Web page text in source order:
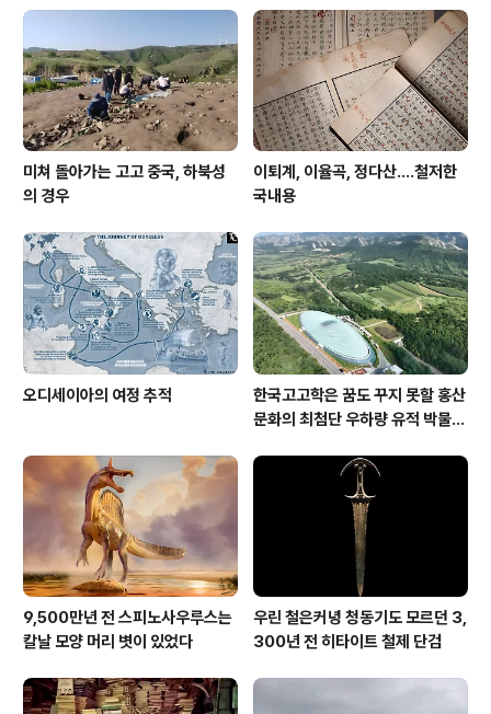
할 생각 말고 닥치고 쓰라. 그 따위 징징거릴 시간에 글 한
편이라도 더 쓰라. #글쓰기 *** related article *** 글
쓰기는 1년을 중단하면 영영 끝이다 글쓰기는..
미쳐 돌아가는 고고 중국, 하북성
의 경우
이퇴계, 이율곡, 정다산....철저한
국내용
오디세이아의 여정 추적
한국고고학은 꿈도 꾸지 못할 홍산
문화의 최첨단 우하량 유적 박물관
9,500만년 전 스피노사우루스는
칼날 모양 머리 볏이 있었다
우린 철은커녕 청동기도 모르던 3,
300년 전 히타이트 철제 단검